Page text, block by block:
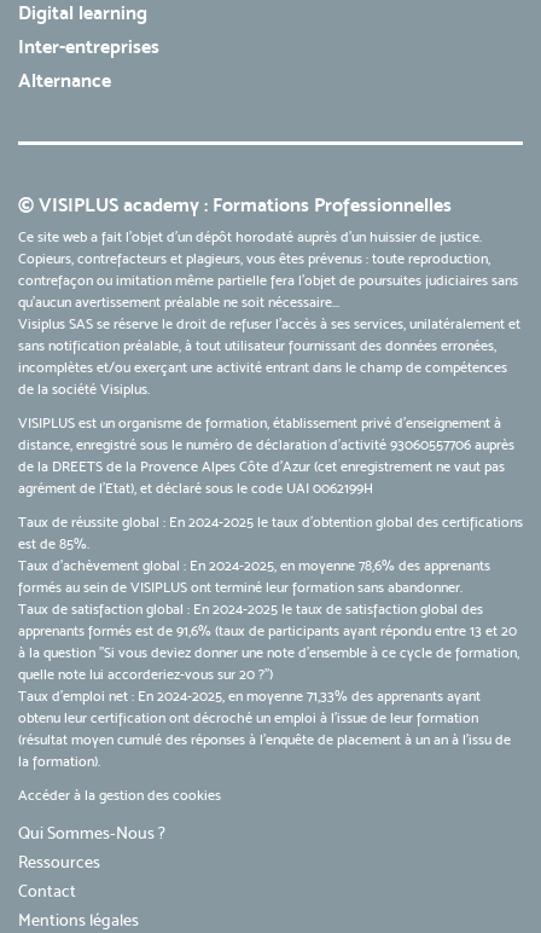
Digital learning
Inter-entreprises
Alternance
© VISIPLUS academy : Formations Professionnelles
Ce site web a fait l'objet d'un dépôt horodaté auprès d'un huissier de justice.
Copieurs, contrefacteurs et plagieurs, vous êtes prévenus : toute reproduction,
contrefaçon ou imitation même partielle fera l'objet de poursuites judiciaires sans
qu’aucun avertissement préalable ne soit nécessaire...
Visiplus SAS se réserve le droit de refuser l'accès à ses services, unilatéralement et
sans notification préalable, à tout utilisateur fournissant des données erronées,
incomplètes et/ou exerçant une activité entrant dans le champ de compétences
de la société Visiplus.
VISIPLUS est un organisme de formation, établissement privé d’enseignement à
distance, enregistré sous le numéro de déclaration d’activité 93060557706 auprès
de la DREETS de la Provence Alpes Côte d’Azur (cet enregistrement ne vaut pas
agrément de l’Etat), et déclaré sous le code UAI 0062199H
Taux de réussite global : En 2024-2025 le taux d'obtention global des certifications
est de 85%.
Taux d’achèvement global : En 2024-2025, en moyenne 78,6% des apprenants
formés au sein de VISIPLUS ont terminé leur formation sans abandonner.
Taux de satisfaction global : En 2024-2025 le taux de satisfaction global des
apprenants formés est de 91,6% (taux de participants ayant répondu entre 13 et 20
à la question "Si vous deviez donner une note d’ensemble à ce cycle de formation,
quelle note lui accorderiez-vous sur 20 ?")
Taux d’emploi net : En 2024-2025, en moyenne 71,33% des apprenants ayant
obtenu leur certification ont décroché un emploi à l'issue de leur formation
(résultat moyen cumulé des réponses à l'enquête de placement à un an à l'issu de
la formation).
Accéder à la gestion des cookies
Qui Sommes-Nous ?
Ressources
Contact
Mentions légales